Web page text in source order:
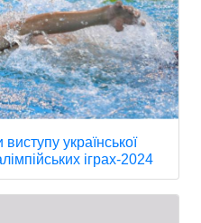
української
іграх-2024